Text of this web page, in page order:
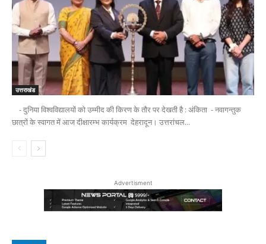
उत्तराखंड
- दुनिया विश्वविद्यालयों को उम्मीद की किरण के तौर पर देखती है : अंकिता - नवागन्तुक
छात्रों के स्वागत में आज दीक्षारम्भ कार्यक्रम देहरादून। उत्तरांचल...
Advertisment